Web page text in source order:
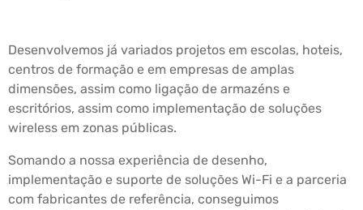
Desenvolvemos já variados projetos em escolas, hoteis,
centros de formação e em empresas de amplas
dimensões, assim como ligação de armazéns e
escritórios, assim como implementação de soluções
wireless em zonas públicas.
Somando a nossa experiência de desenho,
implementação e suporte de soluções Wi-Fi e a parceria
com fabricantes de referência, conseguimos